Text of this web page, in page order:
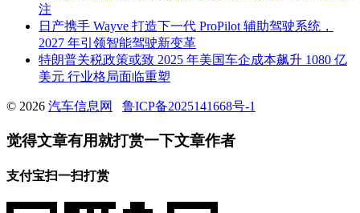
注
日产携手 Wayve 打造下一代 ProPilot 辅助驾驶系统，
2027 年引领智能驾驶新变革
特朗普关税政策或致 2025 年美国车企成本飙升 1080 亿
美元 行业格局面临重塑
© 2026 汽车信息网 鲁ICP备2025141668号-1
觉得文章有用就打赏一下文章作者
支付宝扫一扫打赏